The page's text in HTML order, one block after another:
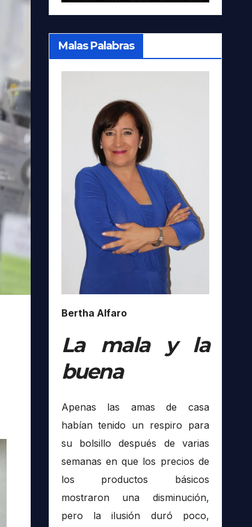
Malas Palabras
Bertha Alfaro
La mala y la
buena
Apenas las amas de casa
habían tenido un respiro para
su bolsillo después de varias
semanas en que los precios de
los productos básicos
mostraron una disminución,
pero la ilusión duró poco,